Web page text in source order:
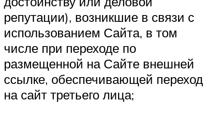
репутации), возникшие в связи с
использованием Сайта, в том
числе при переходе по
размещенной на Сайте внешней
ссылке, обеспечивающей переход
на сайт третьего лица;